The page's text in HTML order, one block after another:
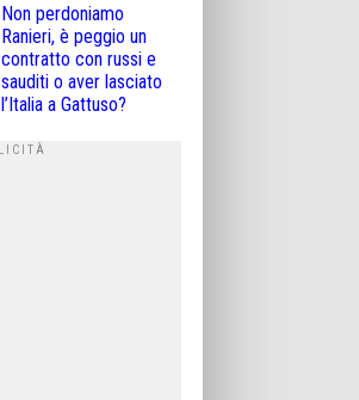
Non perdoniamo
Ranieri, è peggio un
contratto con russi e
sauditi o aver lasciato
l’Italia a Gattuso?